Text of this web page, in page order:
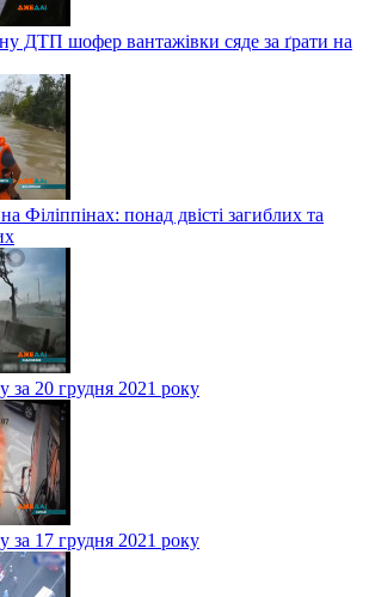
ДТП шофер вантажівки сяде за ґрати на
Філіппінах: понад двісті загиблих та
за 20 грудня 2021 року
за 17 грудня 2021 року